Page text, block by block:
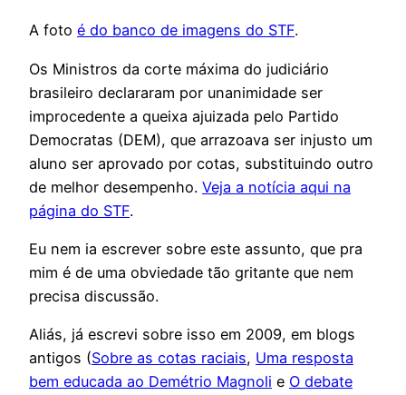
A foto é do banco de imagens do STF.
Os Ministros da corte máxima do judiciário
brasileiro declararam por unanimidade ser
improcedente a queixa ajuizada pelo Partido
Democratas (DEM), que arrazoava ser injusto um
aluno ser aprovado por cotas, substituindo outro
de melhor desempenho. Veja a notícia aqui na
página do STF.
Eu nem ia escrever sobre este assunto, que pra
mim é de uma obviedade tão gritante que nem
precisa discussão.
Aliás, já escrevi sobre isso em 2009, em blogs
antigos (Sobre as cotas raciais, Uma resposta
bem educada ao Demétrio Magnoli e O debate